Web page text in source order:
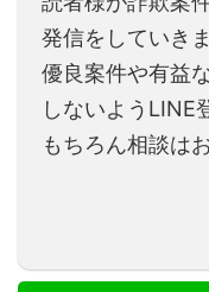
発信をしていきま
優良案件や有益
しないようLINE
もちろん相談は